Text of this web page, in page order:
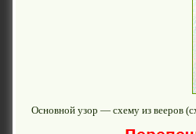
Основной узор — схему из вееров